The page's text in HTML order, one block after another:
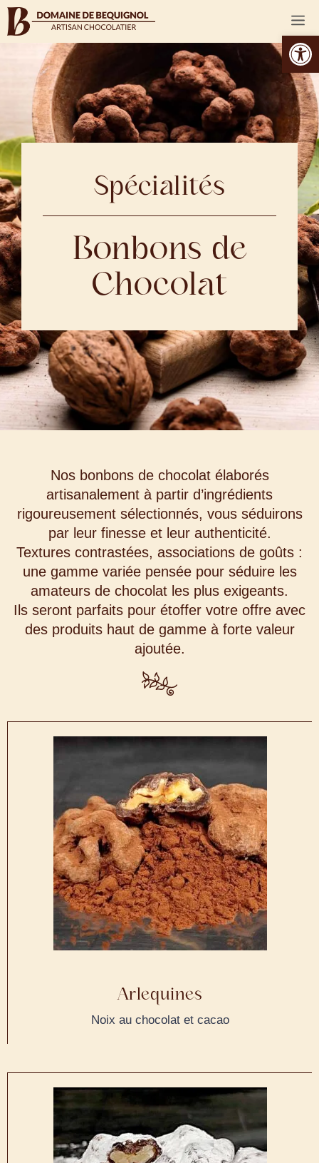
Ouvrir
principal
Spécialités
Bonbons de
Chocolat
Nos bonbons de chocolat élaborés
artisanalement à partir d’ingrédients
rigoureusement sélectionnés, vous séduirons
par leur finesse et leur authenticité.
Textures contrastées, associations de goûts :
une gamme variée pensée pour séduire les
amateurs de chocolat les plus exigeants.
Ils seront parfaits pour étoffer votre offre avec
des produits haut de gamme à forte valeur
ajoutée.
Arlequines
Noix au chocolat et cacao